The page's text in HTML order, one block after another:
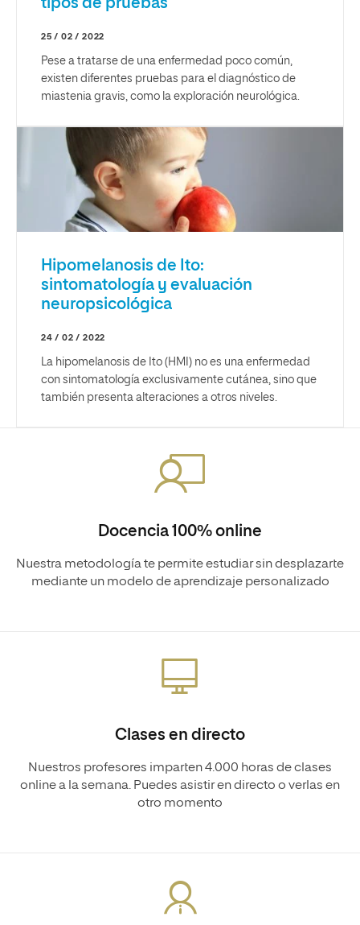
25 / 02 / 2022
Pese a tratarse de una enfermedad poco común,
existen diferentes pruebas para el diagnóstico de
miastenia gravis, como la exploración neurológica.
Hipomelanosis de Ito:
sintomatología y evaluación
neuropsicológica
24 / 02 / 2022
La hipomelanosis de Ito (HMI) no es una enfermedad
con sintomatología exclusivamente cutánea, sino que
también presenta alteraciones a otros niveles.
Docencia 100% online
Nuestra metodología te permite estudiar sin desplazarte
mediante un modelo de aprendizaje personalizado
Clases en directo
Nuestros profesores imparten 4.000 horas de clases
online a la semana. Puedes asistir en directo o verlas en
otro momento